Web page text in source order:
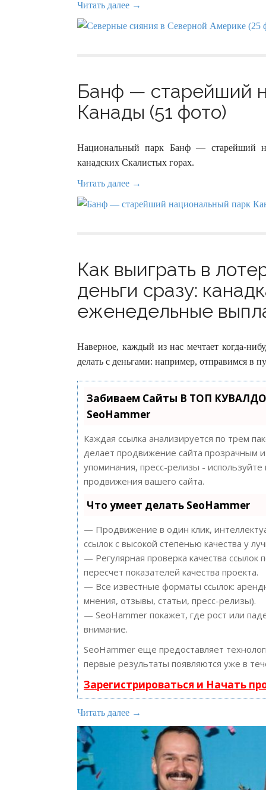
Читать далее →
Банф — старейший
Канады (51 фото)
Национальный парк Банф — старейший
канадских Скалистых горах.
Читать далее →
Как выиграть в
деньги сразу:
еженедельные
Наверное, каждый из нас мечтает когда-
делать с деньгами: например, отправимся в
Забиваем Сайты В ТОП
SeoHammer
Каждая ссылка анализируется по трем
делает продвижение сайта прозрачным
упоминания, пресс-релизы -
продвижения вашего сайта.
Что умеет делать SeoHammer
— Продвижение в один клик,
ссылок с высокой степенью качества у
— Регулярная проверка качества
пересчет показателей качества проекта.
— Все известные форматы ссылок:
мнения, отзывы, статьи, пресс-релизы).
— SeoHammer покажет, где рост или
внимание.
SeoHammer еще предоставляет
первые результаты появляются уже в
Зарегистрироваться и Начать
Читать далее →